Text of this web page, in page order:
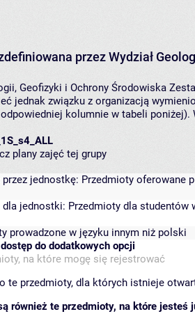
przez Wydział
Geofizyki i Ochrony Środowiska
jednak związku z organizacją
kolumnie w tabeli
plany zajęć tej grupy
jednostkę: Przedmioty oferowane
dla jednostki: Przedmioty dla studentów
prowadzone w języku innym niż polski
do dodatkowych opcji
na które mogę się rejestrować
te przedmioty, dla których istnieje
również te przedmioty, na które jesteś